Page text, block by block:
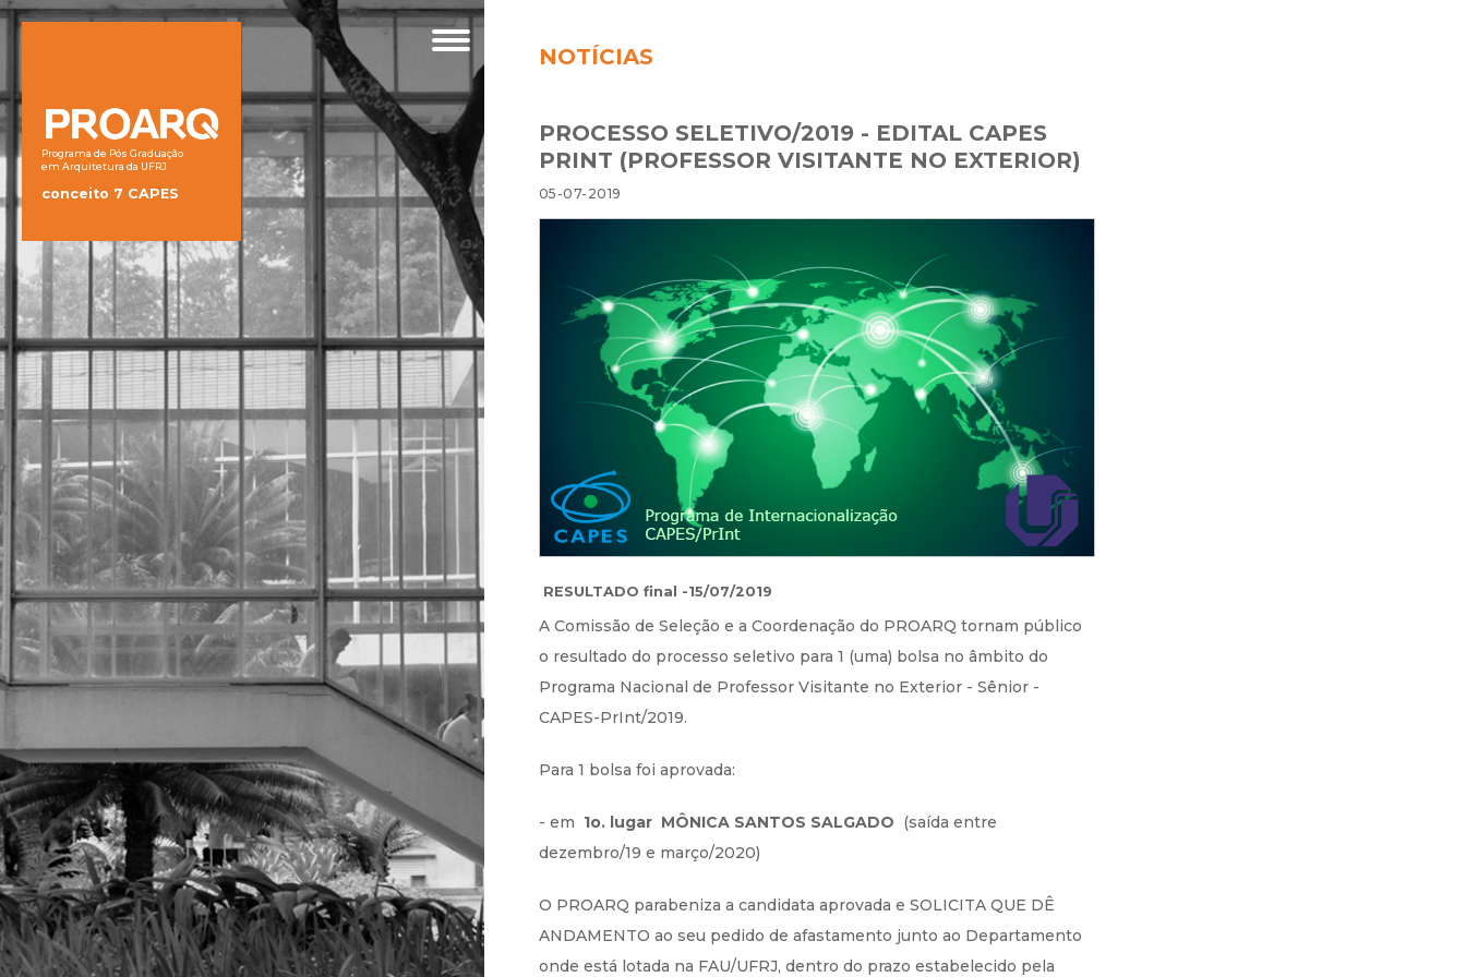
Programa de Pós Graduação
em Arquitetura da UFRJ
conceito 7 CAPES
NOTÍCIAS
PROCESSO SELETIVO/2019 - EDITAL CAPES
PRINT (PROFESSOR VISITANTE NO EXTERIOR)
05-07-2019
RESULTADO final -15/07/2019
A Comissão de Seleção e a Coordenação do PROARQ tornam público
o resultado do processo seletivo para 1 (uma) bolsa no âmbito do
Programa Nacional de Professor Visitante no Exterior - Sênior -
CAPES-PrInt/2019.
Para 1 bolsa foi aprovada:
- em 1o. lugar MÔNICA SANTOS SALGADO (saída entre
dezembro/19 e março/2020)
O PROARQ parabeniza a candidata aprovada e SOLICITA QUE DÊ
ANDAMENTO ao seu pedido de afastamento junto ao Departamento
onde está lotada na FAU/UFRJ, dentro do prazo estabelecido pela